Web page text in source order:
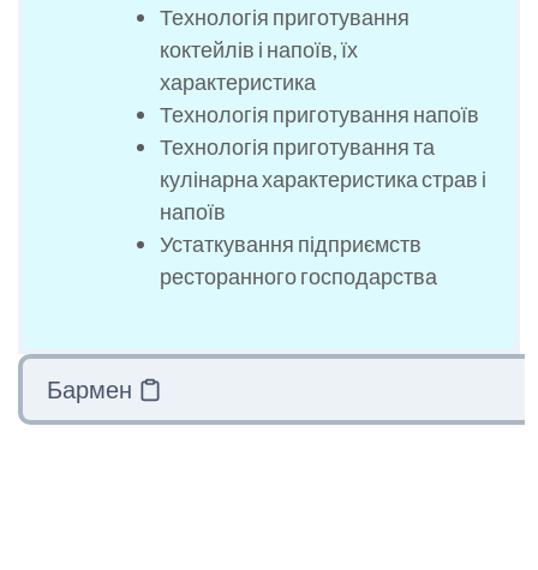
Технологія приготування
коктейлів і напоїв, їх
характеристика
Технологія приготування напоїв
Технологія приготування та
кулінарна характеристика страв і
напоїв
Устаткування підприємств
ресторанного господарства
Бармен